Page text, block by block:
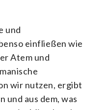
und
einfließen wie
Atem und
wir nutzen, ergibt
und aus dem, was